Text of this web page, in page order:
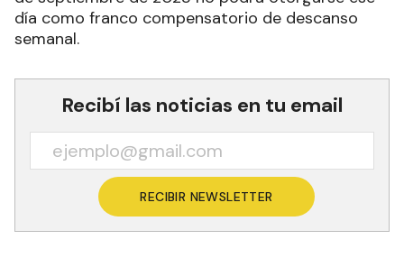
día como franco compensatorio de descanso
semanal.
Recibí las noticias en tu email
RECIBIR NEWSLETTER